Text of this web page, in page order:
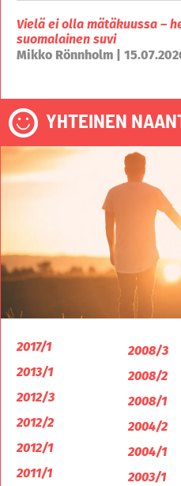
Vielä ei olla mätäkuussa –
suomalainen suvi
Mikko Rönnholm |
YHTEINEN
2017/1
2013/1
2012/3
2012/2
2012/1
2011/1
2008/3
2008/2
2008/1
2004/2
2004/1
2003/1